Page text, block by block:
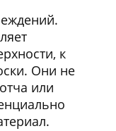
к
Они не
или